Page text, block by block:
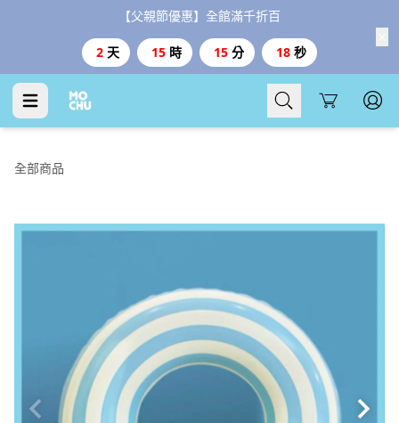
【父親節優惠】全館滿千折百
2 天 15 時 15 分 17 秒
Cart
全部商品